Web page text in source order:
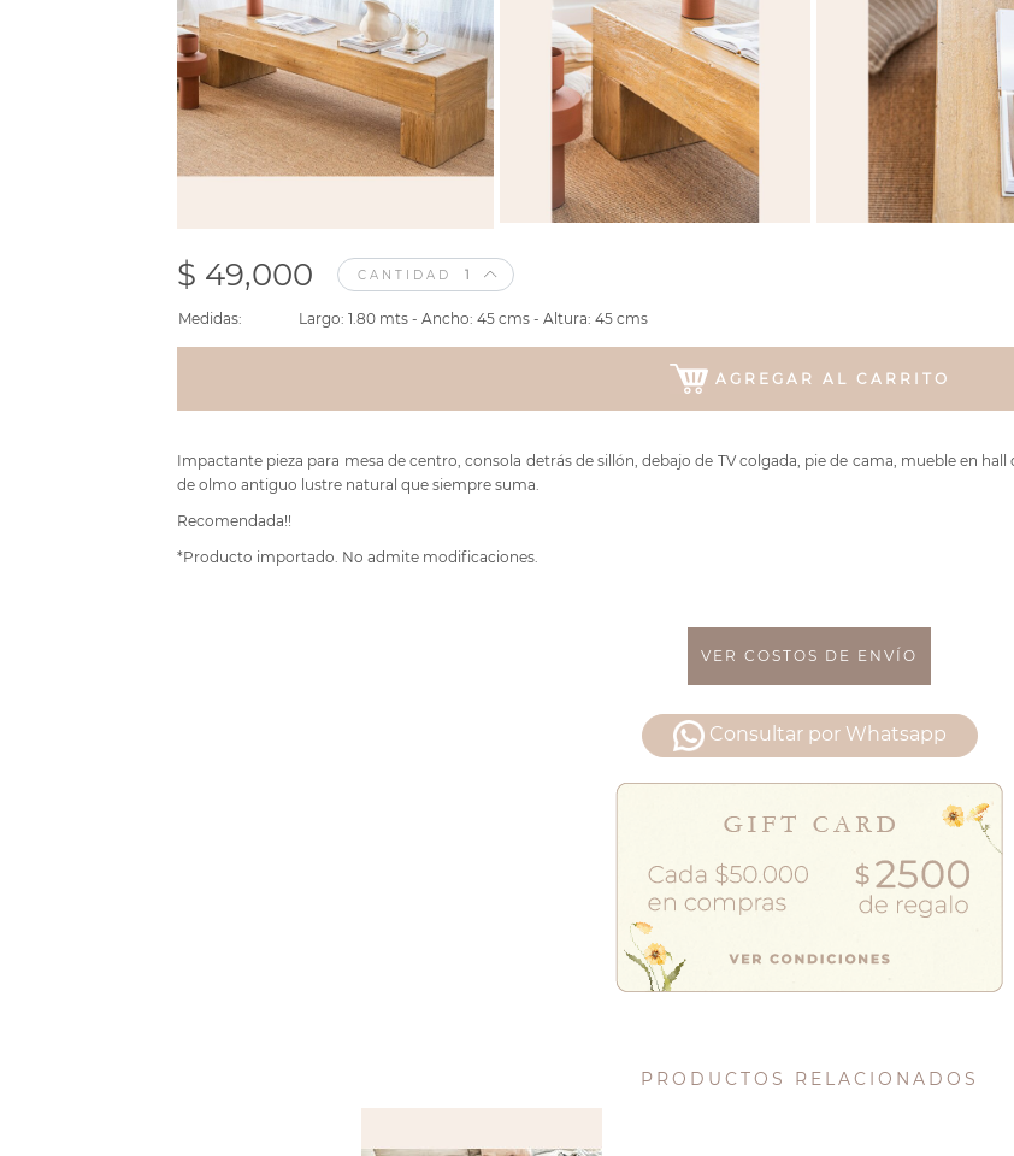
$ 49,000 CANTIDAD
Medidas: Largo: 1.80 mts - Ancho: 45 cms - Altura: 45 cms
AGREGAR AL CARRITO
Impactante pieza para mesa de centro, consola detrás de sillón, debajo de TV colgada, pie de cama, mueble en
de olmo antiguo lustre natural que siempre suma.
Recomendada!!
*Producto importado. No admite modificaciones.
VER COSTOS DE ENVÍO
Consultar por Whatsapp
PRODUCTOS RELACIONADOS